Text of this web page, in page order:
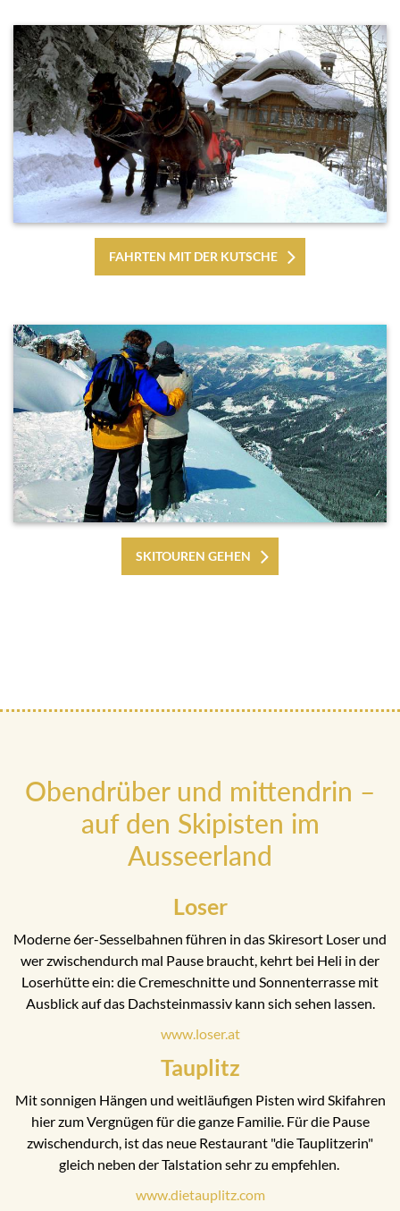
FAHRTEN MIT DER KUTSCHE
SKITOUREN GEHEN
Obendrüber und mittendrin –
auf den Skipisten im
Ausseerland
Loser
Moderne 6er-Sesselbahnen führen in das Skiresort Loser und
wer zwischendurch mal Pause braucht, kehrt bei Heli in der
Loserhütte ein: die Cremeschnitte und Sonnenterrasse mit
Ausblick auf das Dachsteinmassiv kann sich sehen lassen.
www.loser.at
Tauplitz
Mit sonnigen Hängen und weitläufigen Pisten wird Skifahren
hier zum Vergnügen für die ganze Familie. Für die Pause
zwischendurch, ist das neue Restaurant "die Tauplitzerin"
gleich neben der Talstation sehr zu empfehlen.
www.dietauplitz.com